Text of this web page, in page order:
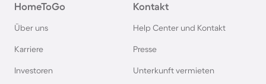
Camping im Harz
Camping auf Usedom
HomeToGo
Über uns
Karriere
Investoren
Kontakt
Help Center und Kontakt
Presse
Unterkunft vermieten